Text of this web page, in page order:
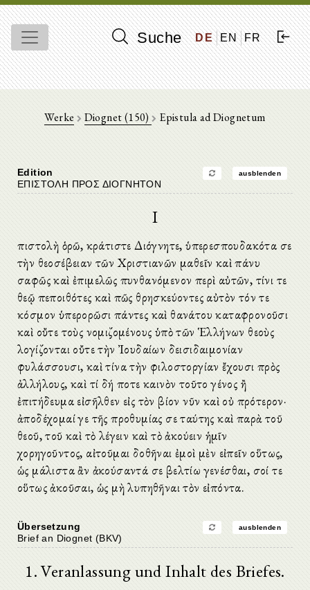
Suche DE EN FR
Werke Diognet (150) Epistula ad Diognetum
Edition ausblenden
ΕΠΙΣΤΟΛΗ ΠΡΟΣ ΔΙΟΓΝΗΤΟΝ
I
Ἐπιστολὴ ὁρῶ, κράτιστε Διόγνητε, ὑπερεσπουδακότα σε
τὴν θεοσέβειαν τῶν Χριστιανῶν μαθεῖν καὶ πάνυ
σαφῶς καὶ ἐπιμελῶς πυνθανόμενον περὶ αὐτῶν, τίνι τε
θεῷ πεποιθότες καὶ πῶς θρησκεύοντες αὐτὸν τόν τε
κόσμον ὑπερορῶσι πάντες καὶ θανάτου καταφρονοῦσι
καὶ οὔτε τοὺς νομιζομένους ὑπὸ τῶν Ἑλλήνων θεοὺς
λογίζονται οὔτε τὴν Ἰουδαίων δεισιδαιμονίαν
φυλάσσουσι, καὶ τίνα τὴν φιλοστοργίαν ἔχουσι πρὸς
ἀλλήλους, καὶ τί δή ποτε καινὸν τοῦτο γένος ἢ
ἐπιτήδευμα εἰσῆλθεν εἰς τὸν βίον νῦν καὶ οὐ πρότερον·
ἀποδέχομαί γε τῆς προθυμίας σε ταύτης καὶ παρὰ τοῦ
θεοῦ, τοῦ καὶ τὸ λέγειν καὶ τὸ ἀκούειν ἡμῖν
χορηγοῦντος, αἰτοῦμαι δοθῆναι ἐμοὶ μὲν εἰπεῖν οὕτως,
ὡς μάλιστα ἂν ἀκούσαντά σε βελτίω γενέσθαι, σοί τε
οὕτως ἀκοῦσαι, ὡς μὴ λυπηθῆναι τὸν εἰπόντα.
Übersetzung ausblenden
Brief an Diognet (BKV)
1. Veranlassung und Inhalt des Briefes.